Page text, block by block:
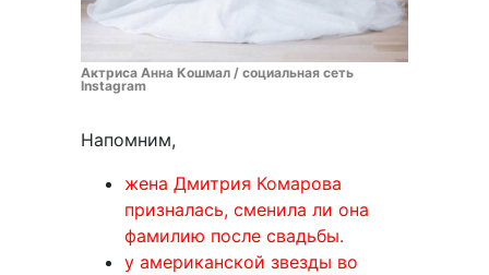
Актриса Анна Кошмал / социальная сеть
Instagram
Напомним,
жена Дмитрия Комарова
призналась, сменила ли она
фамилию после свадьбы.
у американской звезды во